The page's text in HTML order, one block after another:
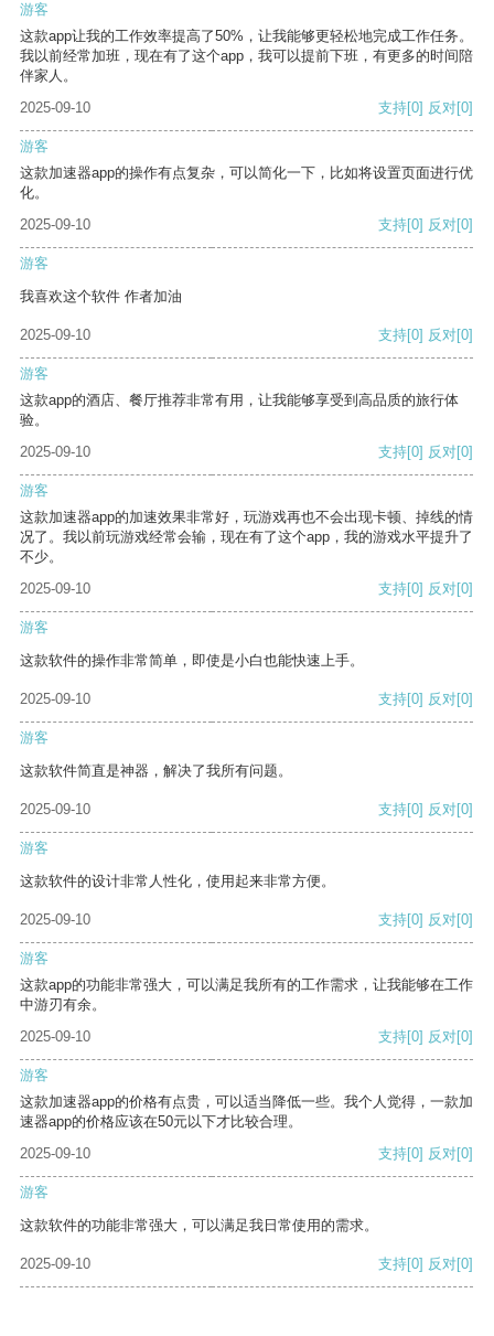
游客
这款app让我的工作效率提高了50%，让我能够更轻松地完成工作任务。
我以前经常加班，现在有了这个app，我可以提前下班，有更多的时间陪
伴家人。
2025-09-10
支持[0] 反对[0]
游客
这款加速器app的操作有点复杂，可以简化一下，比如将设置页面进行优
化。
2025-09-10
支持[0] 反对[0]
游客
我喜欢这个软件 作者加油
2025-09-10 支持[0] 反对[0]
游客
这款app的酒店、餐厅推荐非常有用，让我能够享受到高品质的旅行体
验。
2025-09-10
支持[0] 反对[0]
游客
这款加速器app的加速效果非常好，玩游戏再也不会出现卡顿、掉线的情
况了。我以前玩游戏经常会输，现在有了这个app，我的游戏水平提升了
不少。
2025-09-10
支持[0] 反对[0]
游客
这款软件的操作非常简单，即使是小白也能快速上手。
2025-09-10 支持[0] 反对[0]
游客
这款软件简直是神器，解决了我所有问题。
2025-09-10 支持[0] 反对[0]
游客
这款软件的设计非常人性化，使用起来非常方便。
2025-09-10 支持[0] 反对[0]
游客
这款app的功能非常强大，可以满足我所有的工作需求，让我能够在工作
中游刃有余。
2025-09-10
支持[0] 反对[0]
游客
这款加速器app的价格有点贵，可以适当降低一些。我个人觉得，一款加
速器app的价格应该在50元以下才比较合理。
2025-09-10
支持[0] 反对[0]
游客
这款软件的功能非常强大，可以满足我日常使用的需求。
2025-09-10 支持[0] 反对[0]